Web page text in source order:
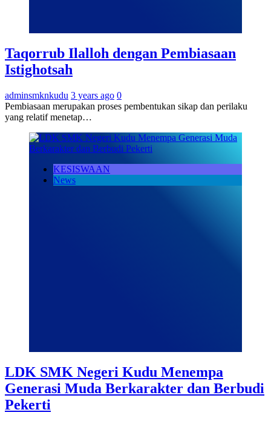
Taqorrub Ilalloh dengan Pembiasaan
Istighotsah
adminsmknkudu 3 years ago 0
Pembiasaan merupakan proses pembentukan sikap dan perilaku
yang relatif menetap…
KESISWAAN
News
LDK SMK Negeri Kudu Menempa
Generasi Muda Berkarakter dan Berbudi
Pekerti